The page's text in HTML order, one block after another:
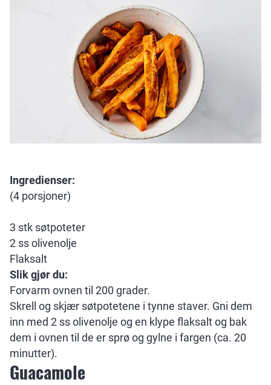
Ingredienser:
(4 porsjoner)
3 stk søtpoteter
2 ss olivenolje
Flaksalt
Slik gjør du:
Forvarm ovnen til 200 grader.
Skrell og skjær søtpotetene i tynne staver. Gni dem
inn med 2 ss olivenolje og en klype flaksalt og bak
dem i ovnen til de er sprø og gylne i fargen (ca. 20
minutter).
Guacamole